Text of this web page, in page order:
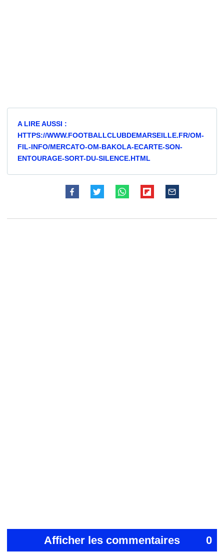
A LIRE AUSSI :
HTTPS://WWW.FOOTBALLCLUBDEMARSEILLE.FR/OM-
FIL-INFO/MERCATO-OM-BAKOLA-ECARTE-SON-
ENTOURAGE-SORT-DU-SILENCE.HTML
Afficher les commentaires 0